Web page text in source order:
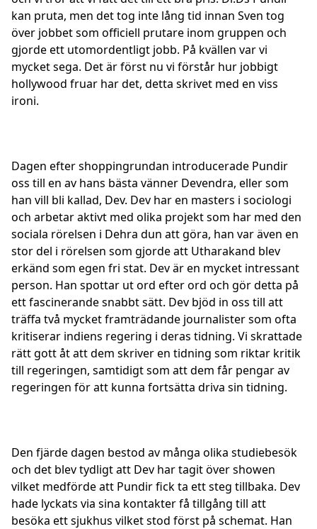
kan pruta, men det tog inte lång tid innan Sven tog
över jobbet som officiell prutare inom gruppen och
gjorde ett utomordentligt jobb. På kvällen var vi
mycket sega. Det är först nu vi förstår hur jobbigt
hollywood fruar har det, detta skrivet med en viss
ironi.
Dagen efter shoppingrundan introducerade Pundir
oss till en av hans bästa vänner Devendra, eller som
han vill bli kallad, Dev. Dev har en masters i sociologi
och arbetar aktivt med olika projekt som har med den
sociala rörelsen i Dehra dun att göra, han var även en
stor del i rörelsen som gjorde att Utharakand blev
erkänd som egen fri stat. Dev är en mycket intressant
person. Han spottar ut ord efter ord och gör detta på
ett fascinerande snabbt sätt. Dev bjöd in oss till att
träffa två mycket framträdande journalister som ofta
kritiserar indiens regering i deras tidning. Vi skrattade
rätt gott åt att dem skriver en tidning som riktar kritik
till regeringen, samtidigt som att dem får pengar av
regeringen för att kunna fortsätta driva sin tidning.
Den fjärde dagen bestod av många olika studiebesök
och det blev tydligt att Dev har tagit över showen
vilket medförde att Pundir fick ta ett steg tillbaka. Dev
hade lyckats via sina kontakter få tillgång till att
besöka ett sjukhus vilket stod först på schemat. Han